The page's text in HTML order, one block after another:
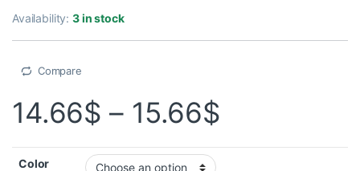
Availability:3 in stock
Compare
14.66$ – 15.66$
Color